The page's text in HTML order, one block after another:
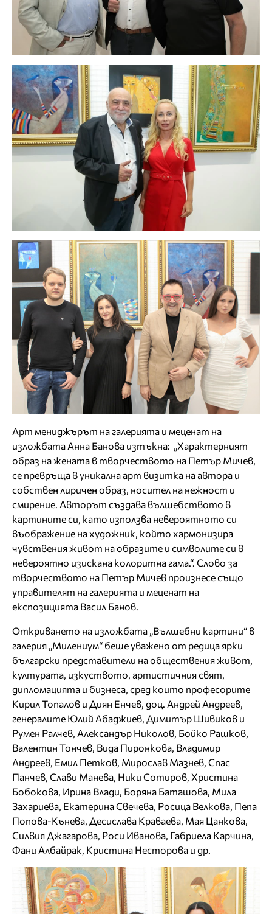
Арт мениджърът на галерията и меценат на
изложбата Анна Банова изтъкна: „Характерният
образ на жената в творчеството на Петър Мичев,
се превръща в уникална арт визитка на автора и
собствен лиричен образ, носител на нежност и
смирение. Авторът създава вълшебството в
картините си, като използва невероятното си
въображение на художник, който хармонизира
чувствения живот на образите и символите си в
невероятно изискана колоритна гама.“. Слово за
творчеството на Петър Мичев произнесе също
управителят на галерията и меценат на
експозицията Васил Банов.
Откриването на изложбата „Вълшебни картини“ в
галерия „Милениум“ беше уважено от редица ярки
български представители на обществения живот,
културата, изкуството, артистичния свят,
дипломацията и бизнеса, сред които професорите
Кирил Топалов и Диян Енчев, доц. Андрей Андреев,
генералите Юлий Абаджиев, Димитър Шивиков и
Румен Ралчев, Александър Николов, Бойко Рашков,
Валентин Тончев, Вида Пиронкова, Владимир
Андреев, Емил Петков, Мирослав Мазнев, Спас
Панчев, Слави Манева, Ники Сотиров, Христина
Бобокова, Ирина Влади, Боряна Баташова, Мила
Захариева, Екатерина Свечева, Росица Велкова, Пепа
Попова-Кънева, Десислава Краваева, Мая Цанкова,
Силвия Джагарова, Роси Иванова, Габриела Карчина,
Фани Албайрак, Кристина Несторова и др.